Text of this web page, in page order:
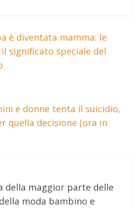
è diventata mamma: le
significato speciale del
e donne tenta il suicidio,
quella decisione (ora in
della maggior parte delle
moda bambino e